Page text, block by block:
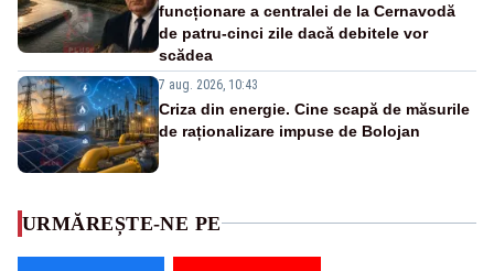
funcționare a centralei de la Cernavodă
de patru-cinci zile dacă debitele vor
scădea
7 aug. 2026, 10:43
Criza din energie. Cine scapă de măsurile
de raționalizare impuse de Bolojan
URMĂREȘTE-NE PE